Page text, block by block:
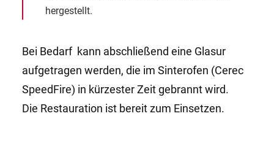
hergestellt.
Bei Bedarf kann abschließend eine Glasur
aufgetragen werden, die im Sinterofen (Cerec
SpeedFire) in kürzester Zeit gebrannt wird.
Die Restauration ist bereit zum Einsetzen.